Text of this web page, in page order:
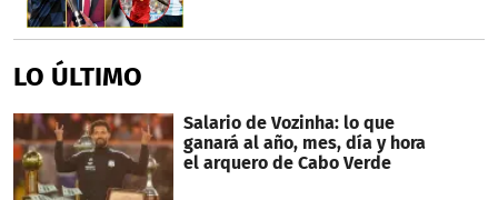
LO ÚLTIMO
Salario de Vozinha: lo que
ganará al año, mes, día y hora
el arquero de Cabo Verde